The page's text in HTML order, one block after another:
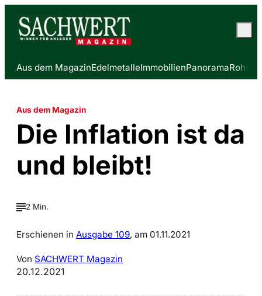
Aus dem MagazinEdelmetalleImmobilienPanorama
Aus dem Magazin
Die Inflation ist da
und bleibt!
2 Min.
Erschienen in Ausgabe 109, am 01.11.2021
Von SACHWERT Magazin
20.12.2021